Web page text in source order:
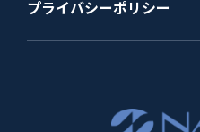
プライバシーポリシー